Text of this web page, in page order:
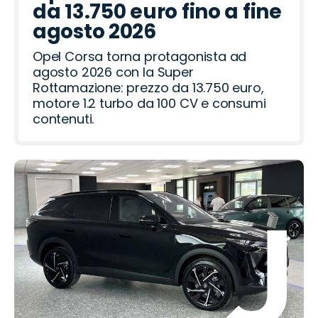
a
a
o
o
t
h
e
o
t
i
a
R
o
m
e
o
a
o
ë
n
d
a
i
R
o
v
e
r
da 13.750 euro fino a fine
agosto 2026
Opel Corsa torna protagonista ad
agosto 2026 con la Super
Rottamazione: prezzo da 13.750 euro,
motore 1.2 turbo da 100 CV e consumi
contenuti.